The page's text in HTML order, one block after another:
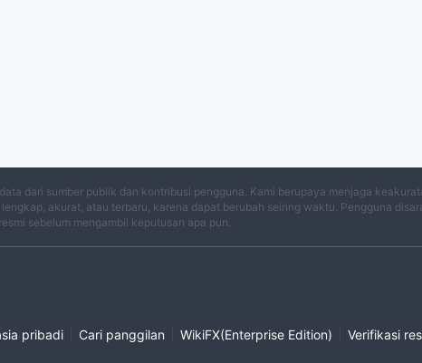
dari sumber publik dan kontribusi pengguna. Kami berupaya menjaga
akurat, atau terbaru, karena dapat berubah seiring waktu. Pengguna
sebelum mengambil keputusan apa pun.
pribadi Cari panggilan WikiFX(Enterprise Edition) Verifikasi